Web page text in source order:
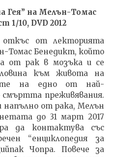
Гея” на Мeлън-Томас
1/10, DVD 2012
от лекторията
Томас Бенедикт, който
от рак в мозъка и се
към живота на
на едно от най-
смъртта преживявания.
напълно от рака, Мелън
до 31 март 2017
да контактува със
“енциклопедия за
Чопра. Повече за